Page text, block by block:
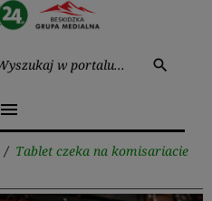
search
menu
/ Tablet czeka na komisariacie